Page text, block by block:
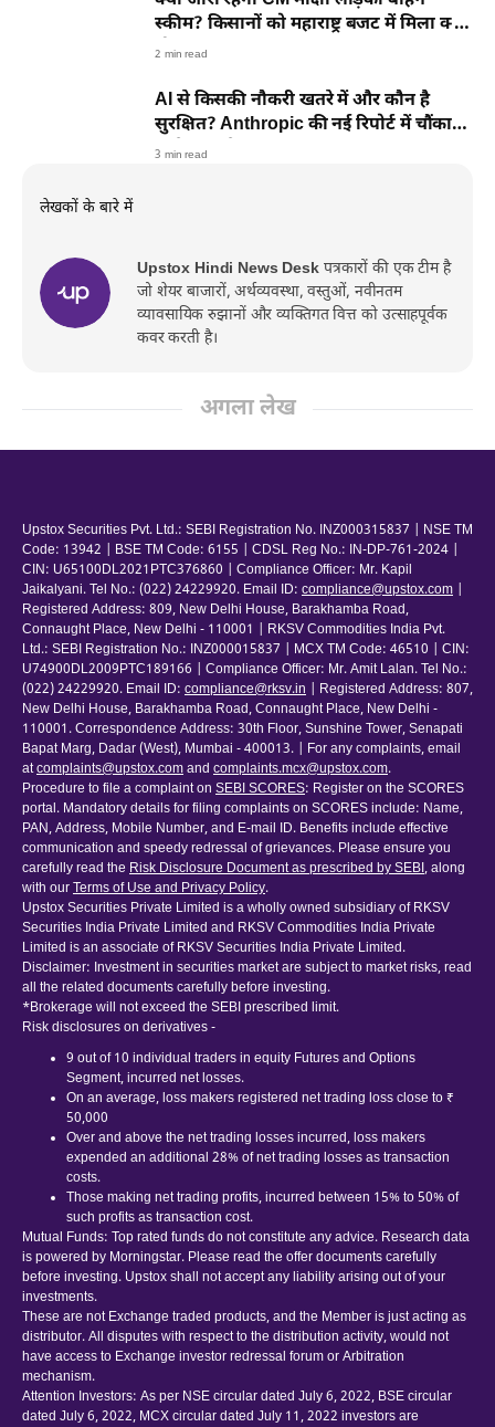
स्कीम? किसानों को महाराष्ट्र बजट में मिला क्या
तोहफा?
2 min read
AI से किसकी नौकरी खतरे में और कौन है
सुरक्षित? Anthropic की नई रिपोर्ट में चौंकाने
वाले खुलासे
3 min read
लेखकों के बारे में
Upstox Hindi News Desk पत्रकारों की एक टीम है
जो शेयर बाजारों, अर्थव्यवस्था, वस्तुओं, नवीनतम
व्यावसायिक रुझानों और व्यक्तिगत वित्त को उत्साहपूर्वक
कवर करती है।
अगला लेख
Upstox Securities Pvt. Ltd.: SEBI Registration No. INZ000315837 | NSE TM
Code: 13942 | BSE TM Code: 6155 | CDSL Reg No.: IN-DP-761-2024 |
CIN: U65100DL2021PTC376860 | Compliance Officer: Mr. Kapil
Jaikalyani. Tel No.: (022) 24229920. Email ID: compliance@upstox.com
Registered Address: 809, New Delhi House, Barakhamba Road,
Connaught Place, New Delhi - 110001 | RKSV Commodities India Pvt.
Ltd.: SEBI Registration No.: INZ000015837 | MCX TM Code: 46510 | CIN:
U74900DL2009PTC189166 | Compliance Officer: Mr. Amit Lalan. Tel No.:
(022) 24229920. Email ID: compliance@rksv.in
| Registered Address: 807,
New Delhi House, Barakhamba Road, Connaught Place, New Delhi -
110001. Correspondence Address: 30th Floor, Sunshine Tower, Senapati
Bapat Marg, Dadar (West), Mumbai - 400013. | For any complaints, email
atcomplaints@upstox.comand complaints.mcx@upstox.com.
Procedure to file a complaint on SEBI SCORES: Register on the SCORES
portal. Mandatory details for filing complaints on SCORES include: Name,
PAN, Address, Mobile Number, and E-mail ID. Benefits include effective
communication and speedy redressal of grievances. Please ensure you
carefully read the Risk Disclosure Document as prescribed by SEBI, along
with ourTerms of Use and Privacy Policy.
Upstox Securities Private Limited is a wholly owned subsidiary of RKSV
Securities India Private Limited and RKSV Commodities India Private
Limited is an associate of RKSV Securities India Private Limited.
Disclaimer: Investment in securities market are subject to market risks, read
all the related documents carefully before investing.
*Brokerage will not exceed the SEBI prescribed limit.
Risk disclosures on derivatives -
9 out of 10 individual traders in equity Futures and Options
Segment, incurred net losses.
On an average, loss makers registered net trading loss close to ₹
50,000
Over and above the net trading losses incurred, loss makers
expended an additional 28% of net trading losses as transaction
costs.
Those making net trading profits, incurred between 15% to 50% of
such profits as transaction cost.
Mutual Funds: Top rated funds do not constitute any advice. Research data
is powered by Morningstar. Please read the offer documents carefully
before investing. Upstox shall not accept any liability arising out of your
investments.
These are not Exchange traded products, and the Member is just acting as
distributor. All disputes with respect to the distribution activity, would not
have access to Exchange investor redressal forum or Arbitration
mechanism.
Attention Investors: As per NSE circular dated July 6, 2022, BSE circular
dated July 6, 2022, MCX circular dated July 11, 2022 investors are